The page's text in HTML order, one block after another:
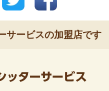
サービスの加盟店です